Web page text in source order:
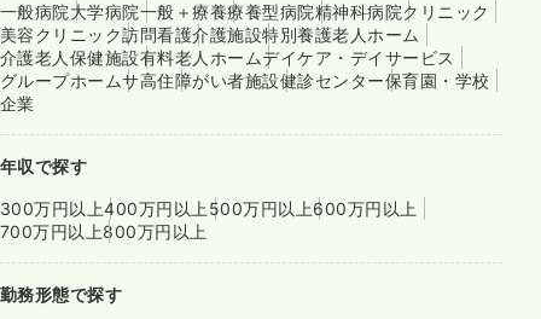
一般病院大学病院一般＋療養療養型病院精神科病院クリニック
美容クリニック訪問看護介護施設特別養護老人ホーム
介護老人保健施設有料老人ホームデイケア・デイサービス
グループホームサ高住障がい者施設健診センター保育園・学校
企業
年収で探す
300万円以上400万円以上 500万円以上600万円以上
700万円以上800万円以上
勤務形態で探す